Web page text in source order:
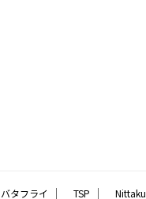
バタフライ ｜ TSP ｜ Nittaku